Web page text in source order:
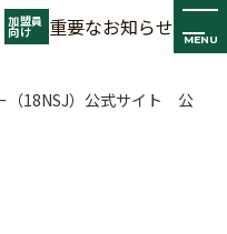
加盟員
向け 重要なお知らせ MENU
（18NSJ）公式サイト 公